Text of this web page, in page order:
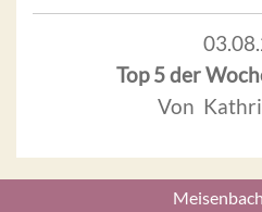
Top 5 der
Von